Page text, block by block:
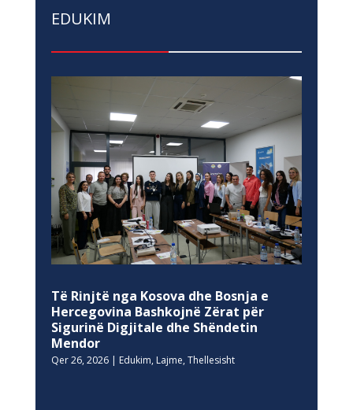
EDUKIM
Të Rinjtë nga Kosova dhe Bosnja e
Hercegovina Bashkojnë Zërat për
Sigurinë Digjitale dhe Shëndetin
Mendor
Qer 26, 2026| Edukim, Lajme, Thellesisht